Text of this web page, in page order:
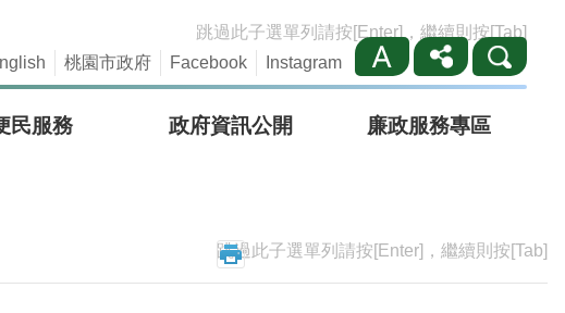
跳過此子選單列請按[Enter]，繼續則按[Tab]
桃園市政府 Facebook Instagram
民服務 政府資訊公開 廉政服務專區
跳過此子選單列請按[Enter]，繼續則按[Tab]